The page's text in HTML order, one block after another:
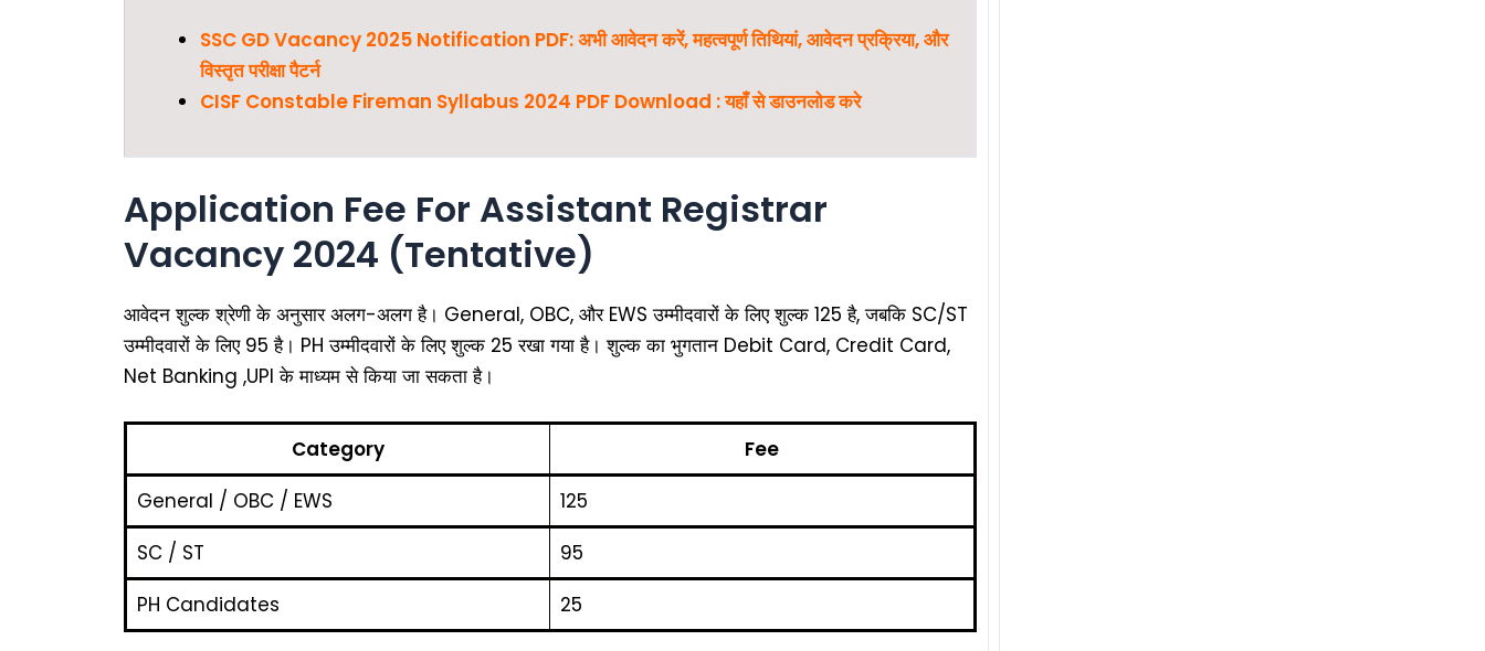
SSC GD Vacancy 2025 Notification PDF: अभी आवेदन करें, महत्वपूर्ण तिथियां, आवेदन प्रक्रिया, और
विस्तृत परीक्षा पैटर्न
CISF Constable Fireman Syllabus 2024 PDF Download : यहाँ से डाउनलोड करे
Application Fee For Assistant Registrar
Vacancy 2024 (Tentative)
आवेदन शुल्क श्रेणी के अनुसार अलग-अलग है। General, OBC, और EWS उम्मीदवारों के लिए शुल्क ₹125 है, जबकि SC/ST
उम्मीदवारों के लिए ₹95 है। PH उम्मीदवारों के लिए शुल्क ₹25 रखा गया है। शुल्क का भुगतान Debit Card, Credit Card,
Net Banking ,UPI के माध्यम से किया जा सकता है।
Category
Fee
General / OBC / EWS
₹125
SC / ST
₹95
PH Candidates
₹25